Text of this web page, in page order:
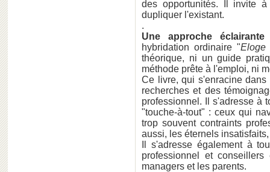
des opportunités. Il invite
dupliquer l'existant.
.
Une approche éclairante
hybridation ordinaire "Eloge
théorique, ni un guide
méthode prête à l'emploi, ni
Ce livre, qui s'enracine
recherches et des
professionnel. Il s'adresse à
"touche-à-tout" : ceux qui
trop souvent contraints
aussi, les éternels
Il s'adresse également à
professionnel et conseillers
managers et les parents.